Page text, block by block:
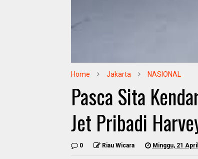
Home Jakarta NASIONAL
Pasca Sita
Jet Pribadi
0 Riau Wicara Minggu, 21